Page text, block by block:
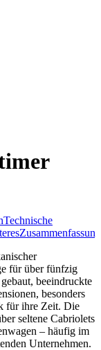
Technische
Zusammenfassung
für über fünfzig
beeindruckte
besonders
für ihre Zeit. Die
seltene Cabriolets
– häufig im
Unternehmen.